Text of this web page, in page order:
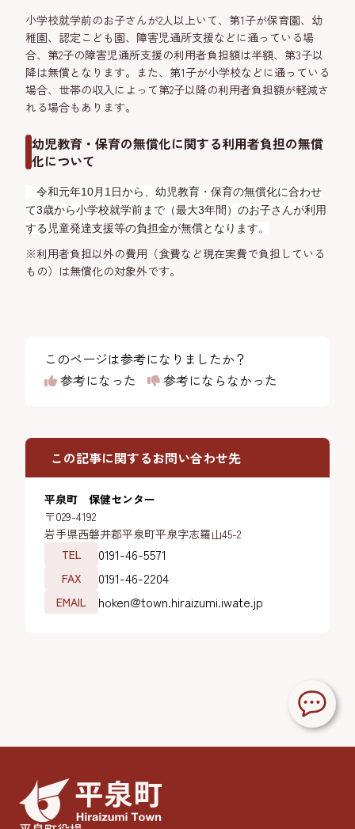
小学校就学前のお子さんが2人以上いて、第1子が保育園、幼
稚園、認定こども園、障害児通所支援などに通っている場
合、第2子の障害児通所支援の利用者負担額は半額、第3子以
降は無償となります。また、第1子が小学校などに通っている
場合、世帯の収入によって第2子以降の利用者負担額が軽減さ
れる場合もあります。
幼児教育・保育の無償化に関する利用者負担の無償
化について
令和元年10月1日から、幼児教育・保育の無償化に合わせ
て3歳から小学校就学前まで（最大3年間）のお子さんが利用
する児童発達支援等の負担金が無償となります。
※利用者負担以外の費用（食費など現在実費で負担している
もの）は無償化の対象外です。
このページは参考になりましたか？
参考になった
参考にならなかった
この記事に関するお問い合わせ先
平泉町 保健センター
〒029-4192
岩手県西磐井郡平泉町平泉字志羅山45-2
TEL
0191-46-5571
FAX 0191-46-2204
EMAIL hoken@town.hiraizumi.iwate.jp